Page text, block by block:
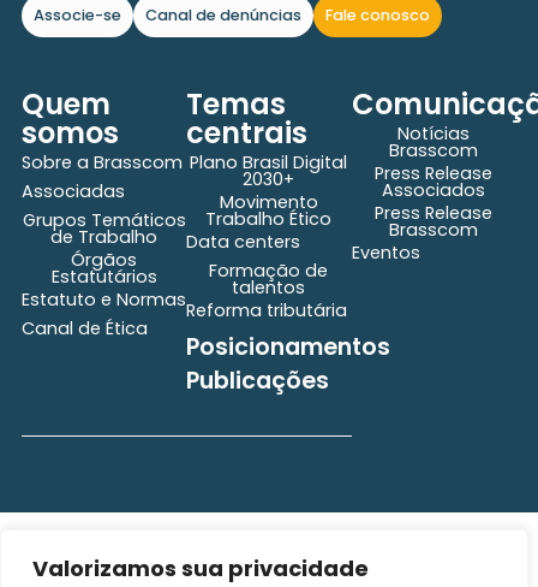
Valorizamos sua privacidade
Associe-se Canal de denúncias Fale conosco
Quem
somos
Sobre a Brasscom
Associadas
Grupos Temáticos
de Trabalho
Órgãos
Estatutários
Estatuto e Normas
Canal de Ética
Temas
centrais
Plano Brasil Digital
2030+
Movimento
Trabalho Ético
Data centers
Formação de
talentos
Reforma tributária
Posicionamentos
Publicações
Notícias
Brasscom
Press Release
Associados
Press Release
Brasscom
Eventos
Todos os direitos
secretaria@brasscom.org.br
Estatuto
e Normas